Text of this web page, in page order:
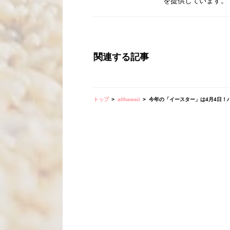
関連する記事
トップ allhawaii 今年の「イースター」は4月4日！